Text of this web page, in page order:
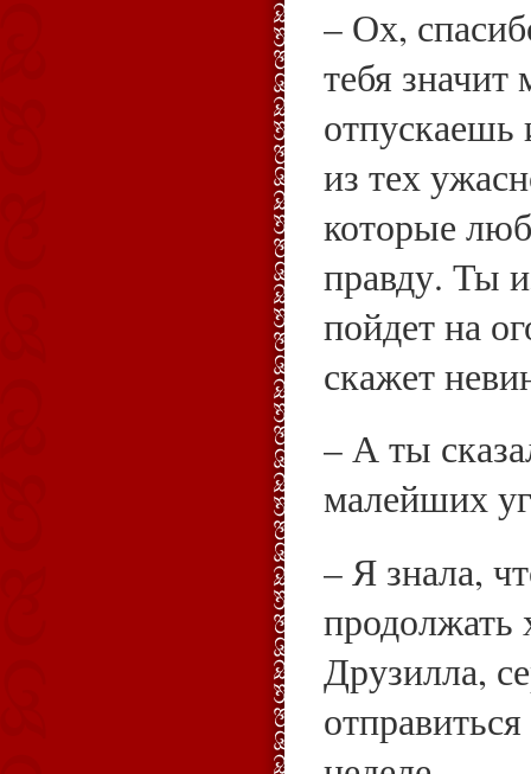
– Ох,
тебя
отпускаешь
из тех
которые
правду. Ты
пойдет на
скажет
– А ты
малейших
– Я знала,
продолжать
Друзилла,